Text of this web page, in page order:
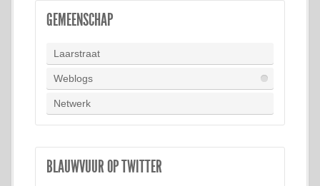
GEMEENSCHAP
Laarstraat
Weblogs
Netwerk
BLAUWVUUR OP TWITTER